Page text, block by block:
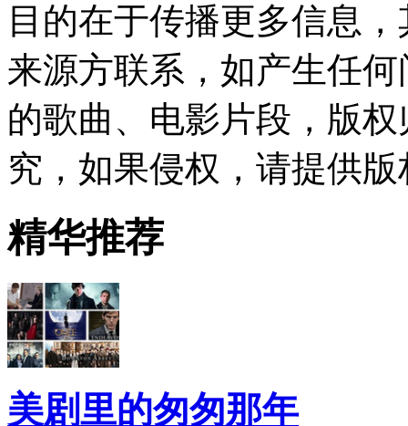
目的在于传播更多信息
来源方联系，如产生任
的歌曲、电影片段，版
究，如果侵权，请提供
精华推荐
美剧里的匆匆那年